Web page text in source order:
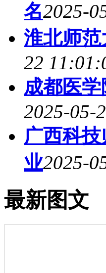
名2025-
淮北师
22
成都医
2025-05-
广西科
业2025-
最新图文